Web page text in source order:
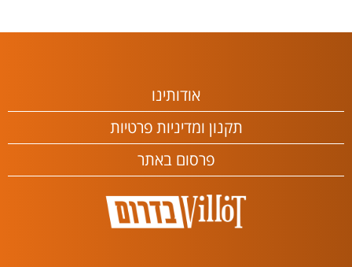
אודותינו
תקנון ומדיניות פרטיות
פרסום באתר